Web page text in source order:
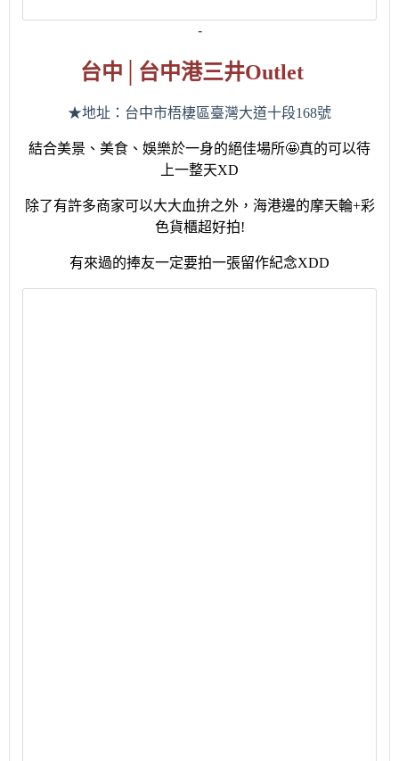
-
台中 台中港三井Outlet
★地址：台中市梧棲區臺灣大道十段168號
結合美景 、美食、娛樂於一身的絕佳場所🤩真的可以待
上一整天XD
除了有許多商家可以大大血拚之外，海港邊的摩天輪+彩
色貨櫃超好拍!
有來過的捧友一定要拍一張留作紀念XDD